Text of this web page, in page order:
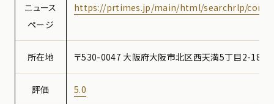
ニュース
ページ
https://prtimes.jp/main/html/searchrlp/
所在地 〒530-0047 大阪府大阪市北区西天満5丁目2-18
評価 5.0